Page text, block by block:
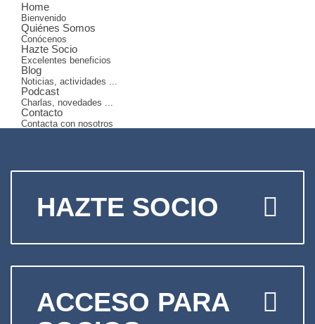
Home
Bienvenido
Quiénes Somos
Conócenos
Hazte Socio
Excelentes beneficios
Blog
Noticias, actividades ...
Podcast
Charlas, novedades ...
Contacto
Contacta con nosotros
HAZTE SOCIO
ACCESO PARA